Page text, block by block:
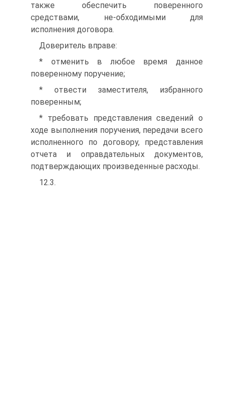
также обеспечить поверенного
средствами, не-обходимыми для
исполнения договора.
Доверитель вправе:
* отменить в любое время данное
поверенному поручение;
* отвести заместителя, избранного
поверенным;
* требовать представления сведений о
ходе выполнения поручения, передачи всего
исполненного по договору, представления
отчета и оправдательных документов,
подтверждающих произведенные расходы.
12.3.